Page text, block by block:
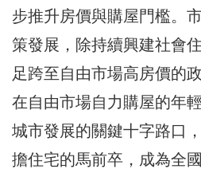
步推升房價與購屋門檻。
策發展，除持續興建社會
足跨至自由市場高房價的
在自由市場自力購屋的年
城市發展的關鍵十字路口
擔住宅的馬前卒，成為全